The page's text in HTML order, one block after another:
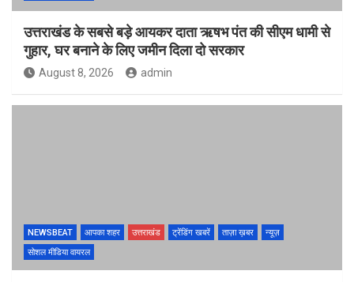
उत्तराखंड के सबसे बड़े आयकर दाता ऋषभ पंत की सीएम धामी से
गुहार, घर बनाने के लिए जमीन दिला दो सरकार
August 8, 2026 admin
NEWSBEAT आपका शहर उत्तराखंड ट्रेंडिंग खबरें ताज़ा ख़बर
न्यूज़
सोशल मीडिया वायरल